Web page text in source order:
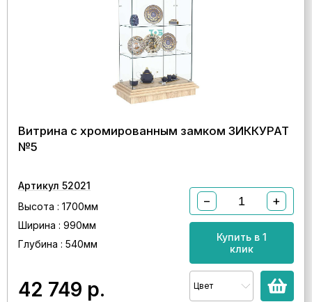
Витрина с хромированным замком ЗИККУРАТ
№5
Артикул 52021
Высота : 1700мм
Ширина : 990мм
Глубина : 540мм
42 749 р.
− +
Купить в 1
клик
Цвет